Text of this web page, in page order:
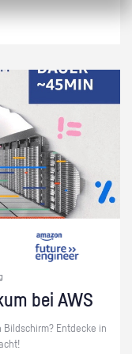
bei AWS
Ent­de­cke in